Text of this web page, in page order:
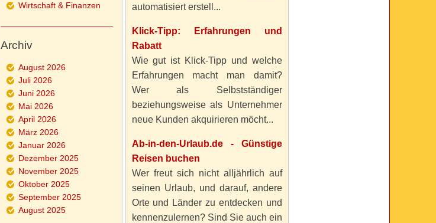
automatisiert erstell...
Klick-Tipp: Erfahrungen und
Rabatt
Wie gut ist Klick-Tipp und welche
Erfahrungen macht man damit?
Wer als Selbstständiger
beziehungsweise als Unternehmer
neue Kunden akquirieren möcht...
Ab-in-den-Urlaub.de - Günstige
Reisen buchen
Wer freut sich nicht alljährlich auf
seinen Urlaub, und darauf, andere
Orte und Länder zu entdecken und
kennenzulernen? Sind Sie auch ein
Wirtschaft & Finanzen
Archiv
August 2026
Juli 2026
Juni 2026
Mai 2026
April 2026
März 2026
Januar 2026
Dezember 2025
November 2025
Oktober 2025
September 2025
August 2025